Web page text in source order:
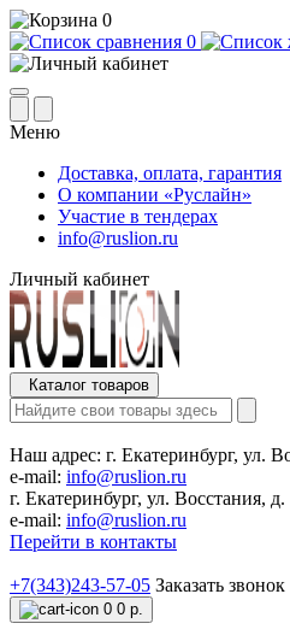
0
0
Меню
Доставка, оплата, гарантия
О компании «Руслайн»
Участие в тендерах
info@ruslion.ru
Личный кабинет
Каталог товаров
Наш адрес: г. Екатеринбург, ул.
e-mail: info@ruslion.ru
г. Екатеринбург, ул. Восстания,
e-mail: info@ruslion.ru
Перейти в контакты
+7(343)243-57-05 Заказать звонок
0 0 р.